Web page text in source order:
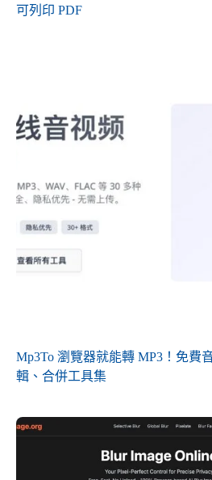
可列印 PDF
Mp3To 瀏覽器就能轉 MP3！免費
輯、合併工具集